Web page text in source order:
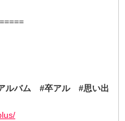
ルバム #卒アル #思い出